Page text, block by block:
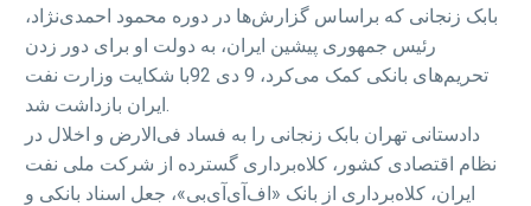
بابک زنجانی که براساس گزارش‌ها در دوره محمود احمدی‌نژاد،
رئیس جمهوری پیشین ایران، به دولت او برای دور زدن
تحریم‌های بانکی کمک می‌کرد، 9 دی 92با شکایت وزارت نفت
دادستانی تهران بابک زنجانی را به فساد فی‌الارض و اخلال در
نظام اقتصادی کشور، کلاه‌برداری گسترده از شرکت ملی نفت
ایران، کلاه‌برداری از بانک «اف‌آی‌آی‌بی»، جعل اسناد بانکی و